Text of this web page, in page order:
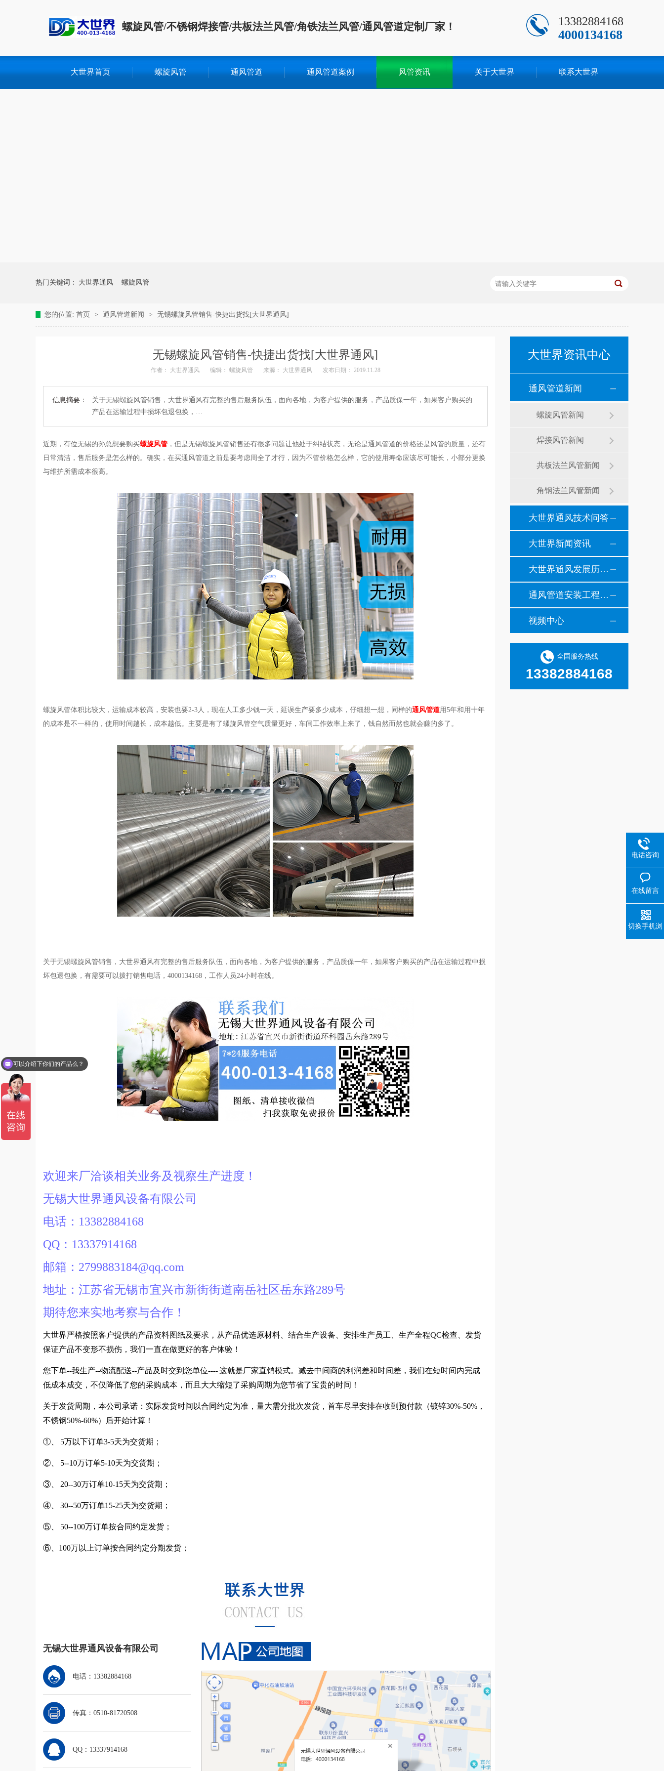
螺旋风管/不锈钢焊接管/共板法兰风管/角铁法兰风管/通风管道定制厂家！ 13382884168
4000134168
大世界首页 螺旋风管 通风管道 通风管道案例 风管资讯 关于大世界 联系大世界
热门关键词： 大世界通风 螺旋风管
您的位置: 首页 > 通风管道新闻 > 无锡螺旋风管销售-快捷出货找[大世界通风]
无锡螺旋风管销售-快捷出货找[大世界通风]
作者： 大世界通风 编辑： 螺旋风管 来源： 大世界通风 发布日期： 2019.11.28
信息摘要：
关于无锡螺旋风管销售，大世界通风有完整的售后服务队伍，面向各地，为客户提供的服务，产品质保一年，如果客户购买的
产品在运输过程中损坏包退包换，…
近期，有位无锡的孙总想要购买螺旋风管 ，但是无锡螺旋风管销售还有很多问题让他处于纠结状态，无论是通风管道的价格还是风管的质量，还有
日常清洁，售后服务是怎么样的。确实，在买通风管道之前是要考虑周全了才行，因为不管价格怎么样，它的使用寿命应该尽可能长，小部分更换
与维护所需成本很高。
螺旋风管体积比较大，运输成本较高，安装也要2-3人，现在人工多少钱一天，延误生产要多少成本，仔细想一想，同样的通风管道用5年和用十年
的成本是不一样的，使用时间越长，成本越低。主要是有了螺旋风管空气质量更好，车间工作效率上来了，钱自然而然也就会赚的多了。
关于无锡螺旋风管销售，大世界通风有完整的售后服务队伍，面向各地，为客户提供的服务，产品质保一年，如果客户购买的产品在运输过程中损
坏包退包换，有需要可以拨打销售电话，4000134168，工作人员24小时在线。
欢迎来厂洽谈相关业务及视察生产进度！
无锡大世界通风设备有限公司
电话：13382884168
QQ：13337914168
邮箱：2799883184@qq.com
地址：江苏省无锡市宜兴市新街街道南岳社区岳东路289号
期待您来实地考察与合作！
大世界严格按照客户提供的产品资料图纸及要求，从产品优选原材料、结合生产设备、安排生产员工、生产全程QC检查、发货
保证产品不变形不损伤，我们一直在做更好的客户体验！
您下单--我生产--物流配送--产品及时交到您单位---- 这就是厂家直销模式。减去中间商的利润差和时间差，我们在短时间内完成
低成本成交，不仅降低了您的采购成本，而且大大缩短了采购周期为您节省了宝贵的时间！
关于发货周期，本公司承诺：实际发货时间以合同约定为准，量大需分批次发货，首车尽早安排在收到预付款（镀锌30%-50%，
不锈钢50%-60%）后开始计算！
①、 5万以下订单3-5天为交货期；
②、 5--10万订单5-10天为交货期；
③、 20--30万订单10-15天为交货期；
④、 30--50万订单15-25天为交货期；
⑤、 50--100万订单按合同约定发货；
⑥、100万以上订单按合同约定分期发货；
无锡大世界通风设备有限公司
电话：13382884168
传真：0510-81720508
QQ：13337914168
大世界资讯中心
通风管道新闻
螺旋风管新闻
焊接风管新闻
共板法兰风管新闻
角钢法兰风管新闻
大世界通风技术问答
大世界新闻资讯
大世界通风发展历程纪事
通风管道安装工程风管安装现场施工案例
视频中心
全国服务热线
13382884168
电话咨询
在线留言
切换手机浏
你们是怎么收费的呢？